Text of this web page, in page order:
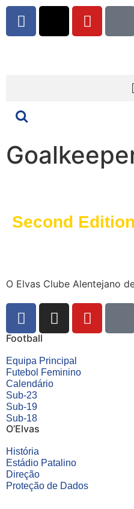
Second
O Elvas Clube Alentejano
Football
Equipa Principal
Futebol Feminino
Calendário
Sub-23
Sub-19
Sub-18
O’Elvas
História
Estádio Patalino
Direção
Proteção de Dados